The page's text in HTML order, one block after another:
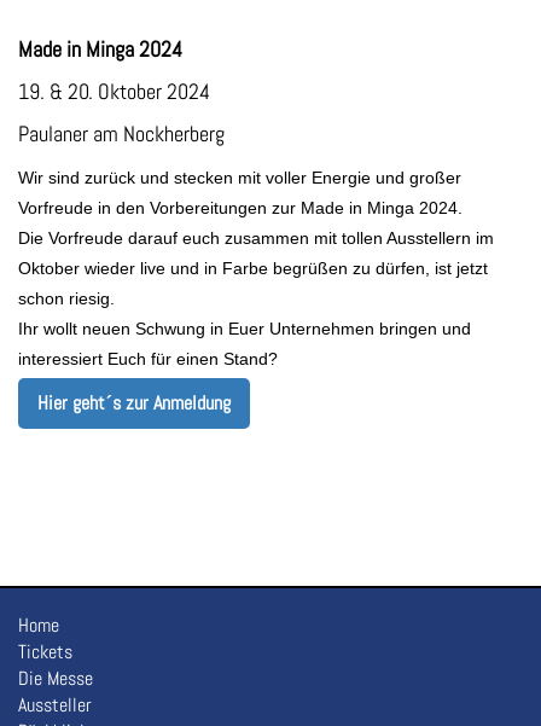
Made in Minga 2024
19. & 20. Oktober 2024
Paulaner am Nockherberg
Wir sind zurück und stecken mit voller Energie und großer
Vorfreude in den Vorbereitungen zur Made in Minga 2024.
Die Vorfreude darauf euch zusammen mit tollen Ausstellern im
Oktober wieder live und in Farbe begrüßen zu dürfen, ist jetzt
schon riesig.
Ihr wollt neuen Schwung in Euer Unternehmen bringen und
interessiert Euch für einen Stand?
Hier geht´s zur Anmeldung
Home
Tickets
Die Messe
Aussteller